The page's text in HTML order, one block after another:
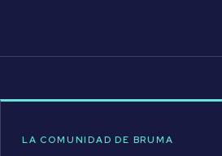
LA COMUNIDAD DE BRUMA